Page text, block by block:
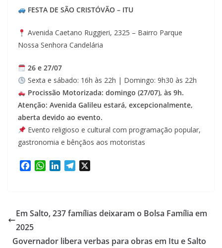
FESTA DE SÃO CRISTÓVÃO – ITU
Avenida Caetano Ruggieri, 2325 – Bairro Parque
Nossa Senhora Candelária
26 e 27/07
Sexta e sábado: 16h às 22h | Domingo: 9h30 às 22h
Procissão Motorizada: domingo (27/07), às 9h.
Atenção: Avenida Galileu estará, excepcionalmente,
aberta devido ao evento.
Evento religioso e cultural com programação popular,
gastronomia e bênçãos aos motoristas
b
o
o
k
W
s
A
p
e
d
n
g
r
m
Em Salto, 237 famílias deixaram o Bolsa Família em
2025
Governador libera verbas para obras em Itu e Salto